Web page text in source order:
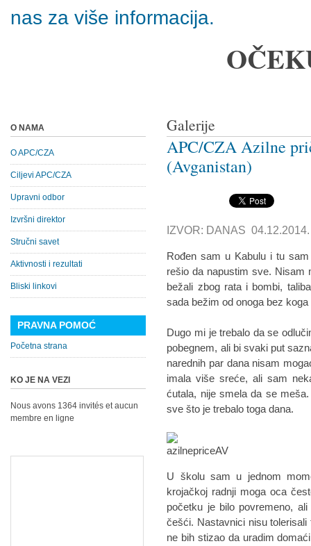
nas za više informacija.
Galerije
APC/CZA Azilne
(Avganistan)
IZVOR: DANAS 04.12.2014.
Rođen sam u Kabulu i tu
rešio da napustim sve. Nisam
bežali zbog rata i bombi,
sada bežim od onoga bez
Dugo mi je trebalo da se
pobegnem, ali bi svaki put
narednih par dana nisam
imala više sreće, ali sam
ćutala, nije smela da se
sve što je trebalo toga dana.
U školu sam u jednom
krojačkoj radnji moga oca
početku je bilo povremeno,
češći. Nastavnici nisu
ne bih stizao da uradim
O NAMA
O APC/CZA
Ciljevi APC/CZA
Upravni odbor
Izvršni direktor
Stručni savet
Aktivnosti i rezultati
Bliski linkovi
PRAVNA POMOĆ
Početna strana
KO JE NA VEZI
Nous avons 1364 invités et aucun
membre en ligne